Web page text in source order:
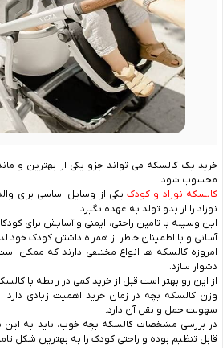
خرید یک کالسکه می تواند جزو یکی از بهترین و
محسوب شود.
کالسکه نوزاد و کودکیکی از وسایل اساسی برای
نوزاد را از بدو تولد به عهده بگیرد.
این وسیله با تامین راحتی، ایمنی و آسایش برای
آسانی و با اطمینان خاطر از همراه داشتن کودک خود
امروزه کالسکه ها انواع مختلفی دارند که ممکن
دشوار سازد.
از این رو بهتر است قبل از خرید کمی در رابطه با
وزن کالسکه بچه در زمان خرید اهمیت زیادی دارد،
سهولت حمل و نقل آن دارد.
در بررسی مشخصات کالسکه بچه خوب، باید به
قابل تنظیم بوده و راحتی کودک را به بهترین شکل